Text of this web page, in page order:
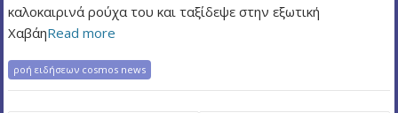
καλοκαιρινά ρούχα του και ταξίδεψε στην εξωτική
ΧαβάηRead more
ροή ειδήσεων cosmos news